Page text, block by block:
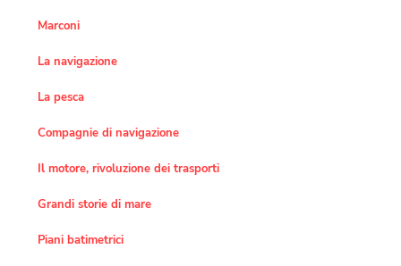
Marconi
La navigazione
La pesca
Compagnie di navigazione
Il motore, rivoluzione dei trasporti
Grandi storie di mare
Piani batimetrici